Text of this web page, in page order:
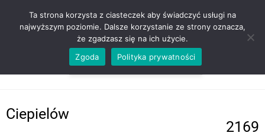
ZADZWOŃ TEL. 600 352 938
Ciepielów
2169
Ta strona korzysta z ciasteczek aby świadczyć usługi na
najwyższym poziomie. Dalsze korzystanie ze strony oznacza,
że zgadzasz się na ich użycie.
Zgoda
Polityka prywatności